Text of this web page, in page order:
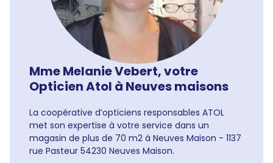
Mme Melanie Vebert, votre
Opticien Atol à Neuves maisons
La coopérative d’opticiens responsables ATOL
met son expertise à votre service dans un
magasin de plus de 70 m2 à Neuves Maison - 1137
rue Pasteur 54230 Neuves Maison.